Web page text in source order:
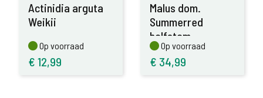
Actinidia arguta
Weikii
Op voorraad
Op voorraad
€ 12,99
Malus dom.
Summerred
halfstam
Op voorraad
Op voorraad
€ 34,99